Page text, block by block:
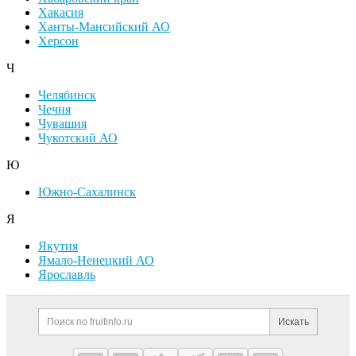
Хакасия
Ханты-Мансийский АО
Херсон
Ч
Челябинск
Чечня
Чувашия
Чукотский АО
Ю
Южно-Сахалинск
Я
Якутия
Ямало-Ненецкий АО
Ярославль
Дополнительная информация
Поиск по сайту и
Искать